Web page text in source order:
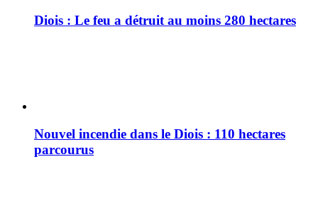
Diois : Le feu a détruit au moins 280 hectares
Nouvel incendie dans le Diois : 110 hectares
parcourus